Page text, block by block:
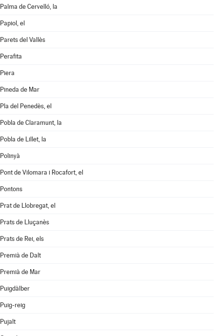
Palma de Cervelló, la
Papiol, el
Parets del Vallès
Perafita
Piera
Pineda de Mar
Pla del Penedès, el
Pobla de Claramunt, la
Pobla de Lillet, la
Polinyà
Pont de Vilomara i Rocafort, el
Pontons
Prat de Llobregat, el
Prats de Lluçanès
Prats de Rei, els
Premià de Dalt
Premià de Mar
Puigdàlber
Puig-reig
Pujalt